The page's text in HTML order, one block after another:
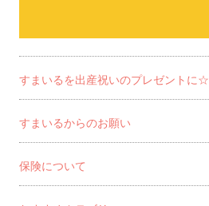
すまいるを出産祝いのプレゼントに☆
すまいるからのお願い
保険について